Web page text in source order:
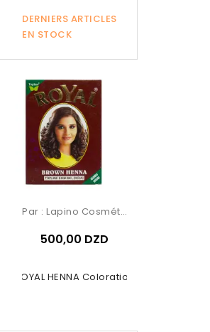
DERNIERS ARTICLES
EN STOCK
ROYAL HENNA Coloration
Par : Lapino Cosmétique
500,00 DZD